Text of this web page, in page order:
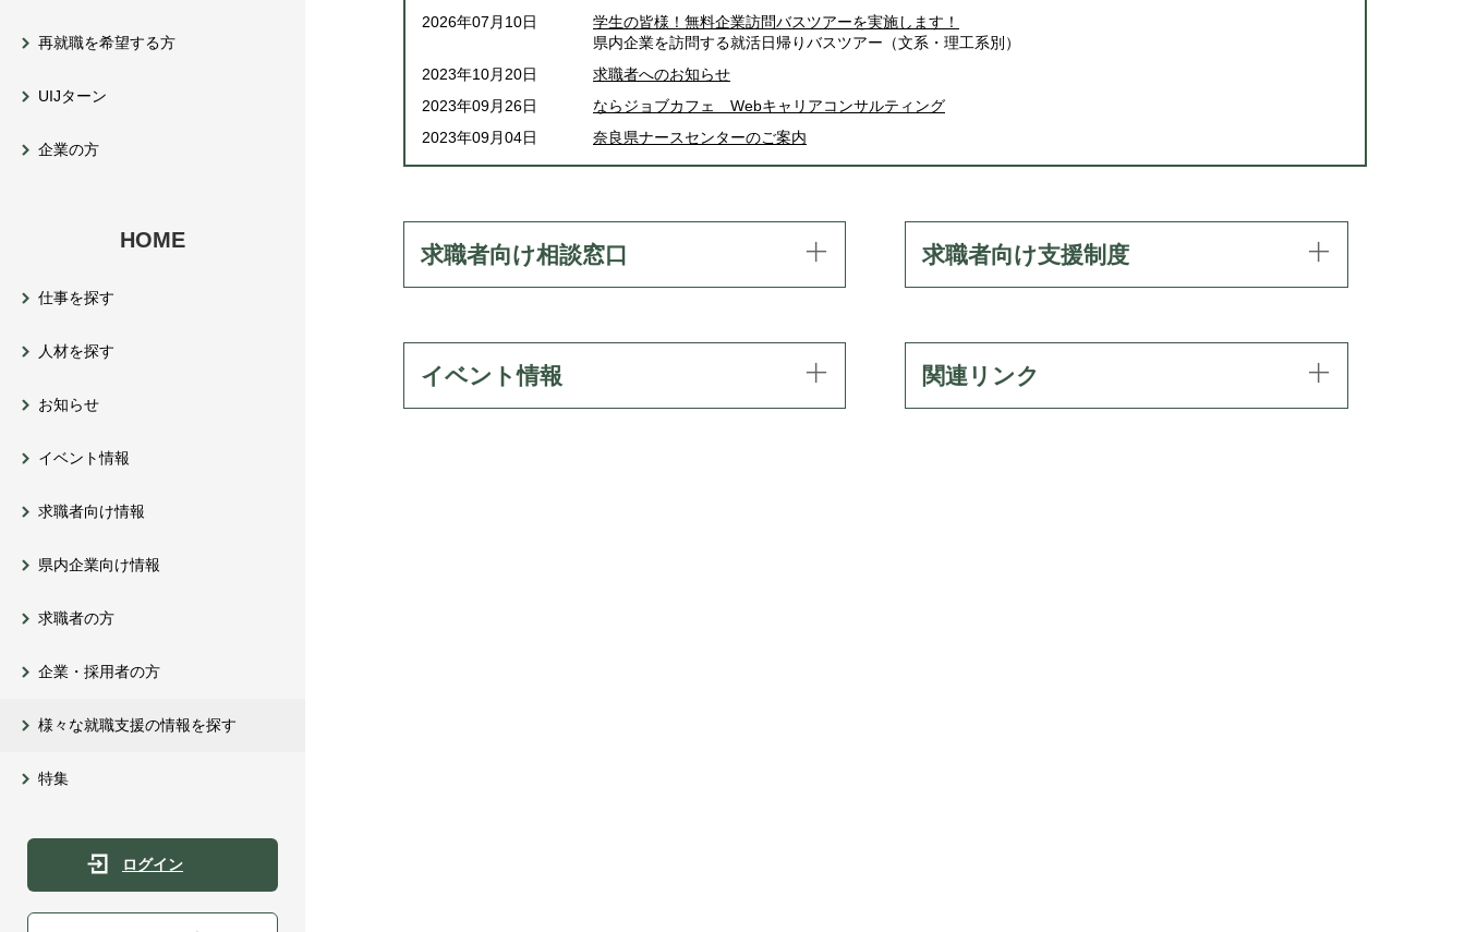
再就職を希望する方
UIJターン
企業の方
HOME
仕事を探す
人材を探す
お知らせ
イベント情報
求職者向け情報
県内企業向け情報
求職者の方
企業・採用者の方
様々な就職支援の情報を探す
特集
ログイン
2026年07月10日
学生の皆様！無料企業訪問バスツアーを実施します！
県内企業を訪問する就活日帰りバスツアー（文系・理工系別）
2023年10月20日
求職者へのお知らせ
2023年09月26日
ならジョブカフェ Webキャリアコンサルティング
2023年09月04日
奈良県ナースセンターのご案内
求職者向け相談窓口 求職者向け支援制度
イベント情報 関連リンク